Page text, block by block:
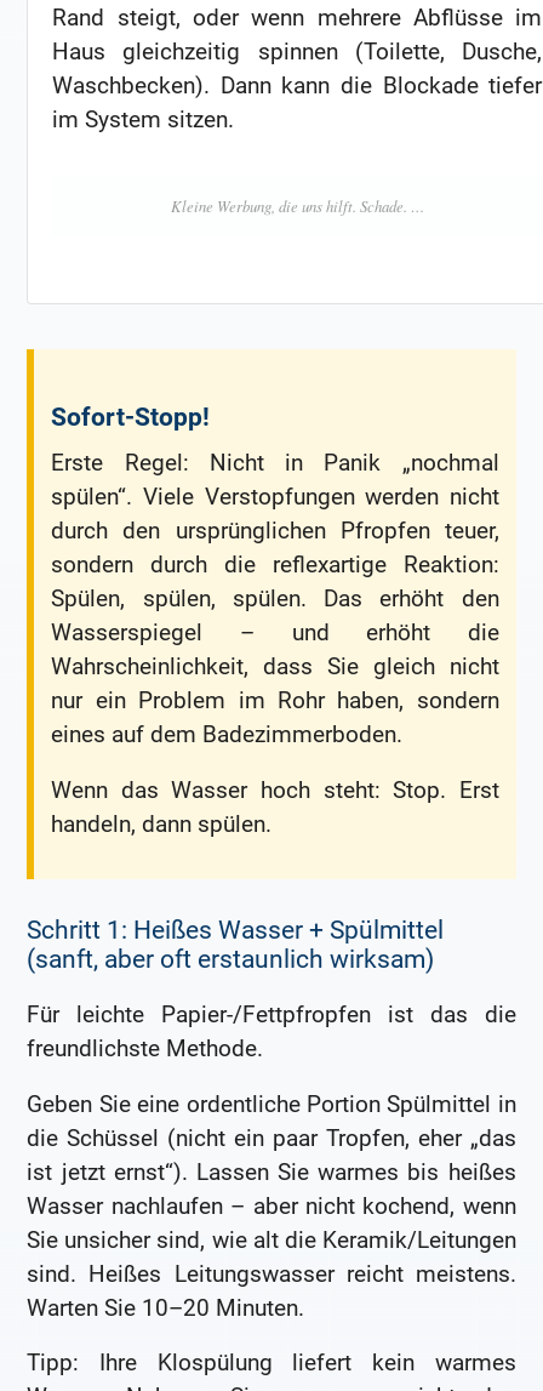
Rand steigt, oder wenn mehrere Abflüsse im
Haus gleichzeitig spinnen (Toilette, Dusche,
Waschbecken). Dann kann die Blockade tiefer
im System sitzen.
Sofort-Stopp!
Erste Regel: Nicht in Panik „nochmal
spülen“. Viele Verstopfungen werden nicht
durch den ursprünglichen Pfropfen teuer,
sondern durch die reflexartige Reaktion:
Spülen, spülen, spülen. Das erhöht den
Wasserspiegel – und erhöht die
Wahrscheinlichkeit, dass Sie gleich nicht
nur ein Problem im Rohr haben, sondern
eines auf dem Badezimmerboden.
Wenn das Wasser hoch steht: Stop. Erst
handeln, dann spülen.
Schritt 1: Heißes Wasser + Spülmittel
(sanft, aber oft erstaunlich wirksam)
Für leichte Papier-/Fettpfropfen ist das die
freundlichste Methode.
Geben Sie eine ordentliche Portion Spülmittel in
die Schüssel (nicht ein paar Tropfen, eher „das
ist jetzt ernst“). Lassen Sie warmes bis heißes
Wasser nachlaufen – aber nicht kochend, wenn
Sie unsicher sind, wie alt die Keramik/Leitungen
sind. Heißes Leitungswasser reicht meistens.
Warten Sie 10–20 Minuten.
Tipp: Ihre Klospülung liefert kein warmes